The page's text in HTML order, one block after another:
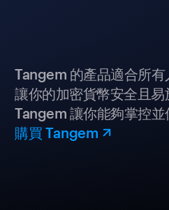
Tangem 的產品適合所
讓你的加密貨幣安全且
Tangem 讓你能夠掌控
購買 Tangem